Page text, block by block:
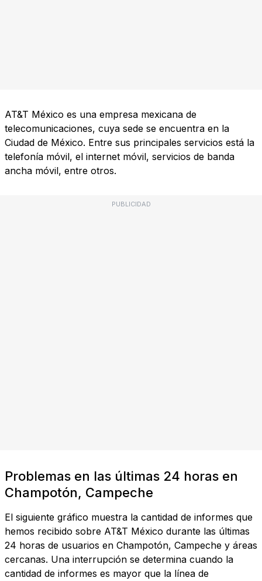
AT&T México es una empresa mexicana de
telecomunicaciones, cuya sede se encuentra en la
Ciudad de México. Entre sus principales servicios está la
telefonía móvil, el internet móvil, servicios de banda
ancha móvil, entre otros.
PUBLICIDAD
Problemas en las últimas 24 horas en
Champotón, Campeche
El siguiente gráfico muestra la cantidad de informes que
hemos recibido sobre AT&T México durante las últimas
24 horas de usuarios en Champotón, Campeche y áreas
cercanas. Una interrupción se determina cuando la
cantidad de informes es mayor que la línea de